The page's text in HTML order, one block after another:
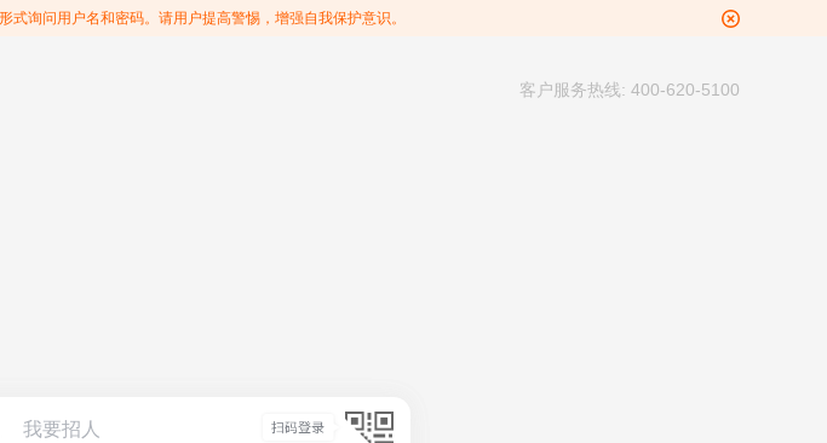
询问用户名和密码。请用户提高警惕，增强自我保护意识。
客户服务热线: 400-620-5100
我要招人